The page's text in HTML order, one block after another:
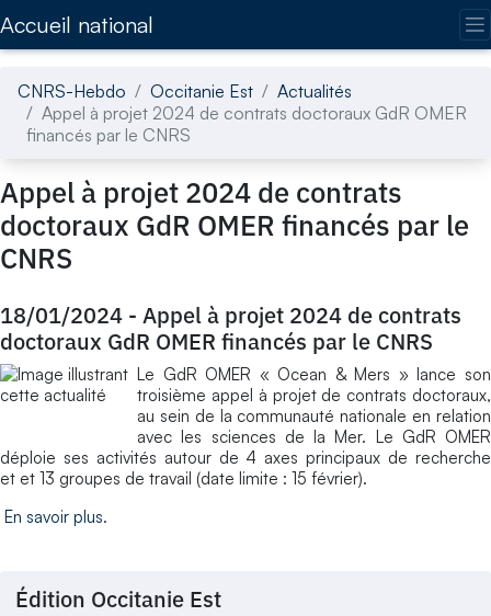
Accueil national
CNRS-Hebdo Occitanie Est
Actualités
Appel à projet 2024 de contrats doctoraux GdR OMER
financés par le CNRS
Appel à projet 2024 de contrats
doctoraux GdR OMER financés par le
CNRS
18/01/2024 - Appel à projet 2024 de contrats
doctoraux GdR OMER financés par le CNRS
Le GdR OMER « Ocean & Mers » lance son
troisième appel à projet de contrats doctoraux,
au sein de la communauté nationale en relation
avec les sciences de la Mer. Le GdR OMER
déploie ses activités autour de 4 axes principaux de recherche
et et 13 groupes de travail (date limite : 15 février).
En savoir plus.
Édition Occitanie Est